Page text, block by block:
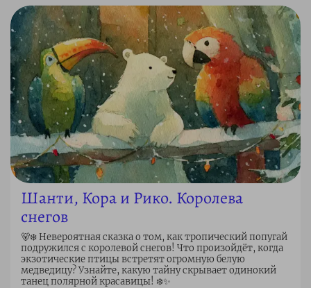
Шанти, Кора и Рико. Королева
снегов
🐻‍❄️ Невероятная сказка о том, как тропический попугай
подружился с королевой снегов! Что произойдёт, когда
экзотические птицы встретят огромную белую
медведицу? Узнайте, какую тайну скрывает одинокий
танец полярной красавицы! ❄️✨